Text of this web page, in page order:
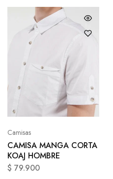
Camisas
CAMISA MANGA CORTA
KOAJ HOMBRE
$ 79.900